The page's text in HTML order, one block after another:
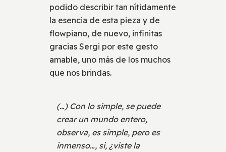
podido describir tan nítidamente
la esencia de esta pieza y de
flowpiano, de nuevo, infinitas
gracias Sergi por este gesto
amable, uno más de los muchos
que nos brindas.
(…) Con lo simple, se puede
crear un mundo entero,
observa, es simple, pero es
inmenso…, si, ¿viste la